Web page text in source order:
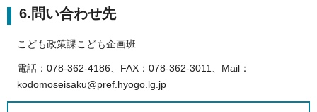
6.問い合わせ先
こども政策課こども企画班
電話：078-362-4186、FAX：078-362-3011、Mail：
kodomoseisaku@pref.hyogo.lg.jp